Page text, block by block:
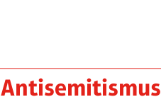
Antisemitismus